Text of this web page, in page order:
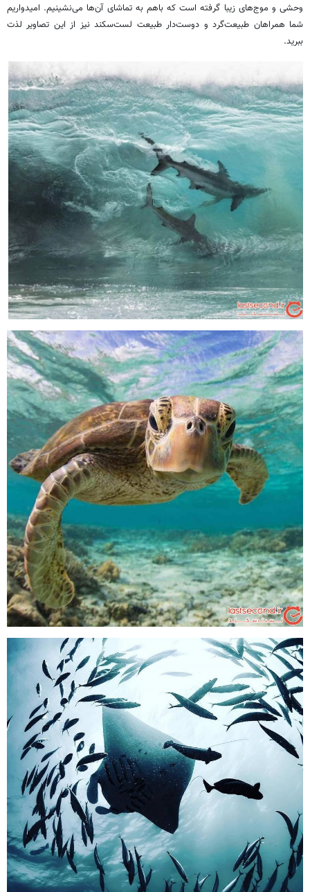
وحشی و موج‌های زیبا گرفته است که باهم به تماشای آن‌ها می‌نشینیم. امیدواریم
شما همراهان طبیعت‌گرد و دوست‌دار طبیعت لست‌سکند نیز از این تصاویر لذت
ببرید.